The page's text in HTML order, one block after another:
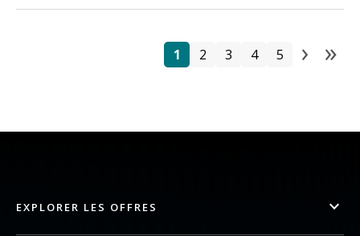
Page
1 Page
2 Page
3 Page
4 Page
5 › »
EXPLORER LES OFFRES